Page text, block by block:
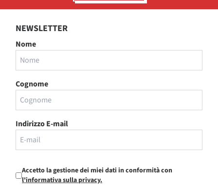
NEWSLETTER
Nome
Cognome
Indirizzo E-mail
Accetto la gestione dei miei dati in conformità con
l'informativa sulla privacy.